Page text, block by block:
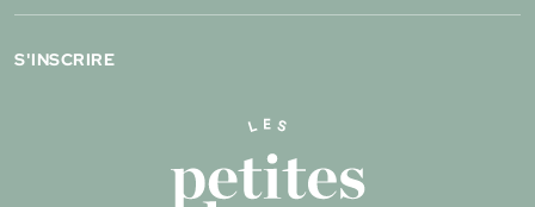
S'INSCRIRE